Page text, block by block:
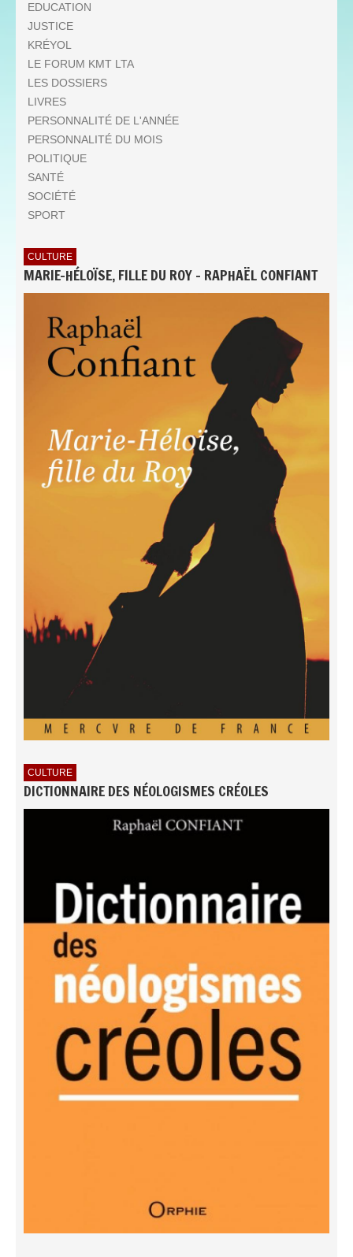
EDUCATION
JUSTICE
KRÉYOL
LE FORUM KMT LTA
LES DOSSIERS
LIVRES
PERSONNALITÉ DE L'ANNÉE
PERSONNALITÉ DU MOIS
POLITIQUE
SANTÉ
SOCIÉTÉ
SPORT
CULTURE
MARIE-HÉLOÏSE, FILLE DU ROY - RAPHAËL CONFIANT
CULTURE
DICTIONNAIRE DES NÉOLOGISMES CRÉOLES